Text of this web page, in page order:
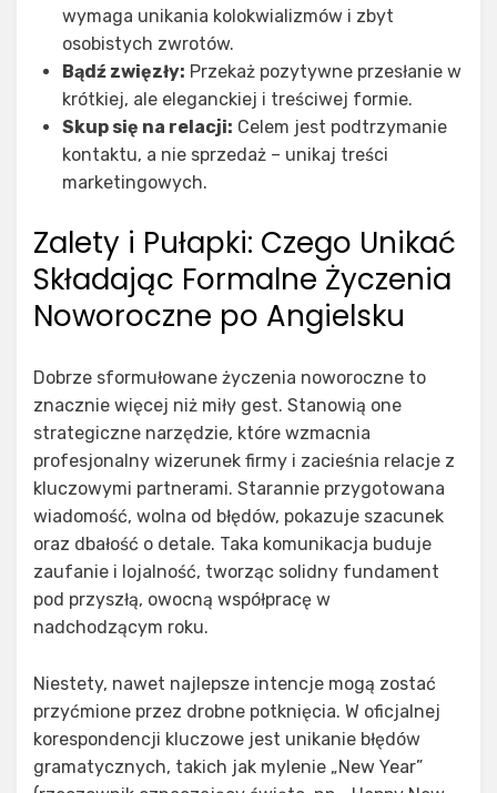
wymaga unikania kolokwializmów i zbyt
osobistych zwrotów.
Bądź zwięzły: Przekaż pozytywne przesłanie w
krótkiej, ale eleganckiej i treściwej formie.
Skup się na relacji: Celem jest podtrzymanie
kontaktu, a nie sprzedaż – unikaj treści
marketingowych.
Zalety i Pułapki: Czego Unikać
Składając Formalne Życzenia
Noworoczne po Angielsku
Dobrze sformułowane życzenia noworoczne to
znacznie więcej niż miły gest. Stanowią one
strategiczne narzędzie, które wzmacnia
profesjonalny wizerunek firmy i zacieśnia relacje z
kluczowymi partnerami. Starannie przygotowana
wiadomość, wolna od błędów, pokazuje szacunek
oraz dbałość o detale. Taka komunikacja buduje
zaufanie i lojalność, tworząc solidny fundament
pod przyszłą, owocną współpracę w
nadchodzącym roku.
Niestety, nawet najlepsze intencje mogą zostać
przyćmione przez drobne potknięcia. W oficjalnej
korespondencji kluczowe jest unikanie błędów
gramatycznych, takich jak mylenie „New Year”